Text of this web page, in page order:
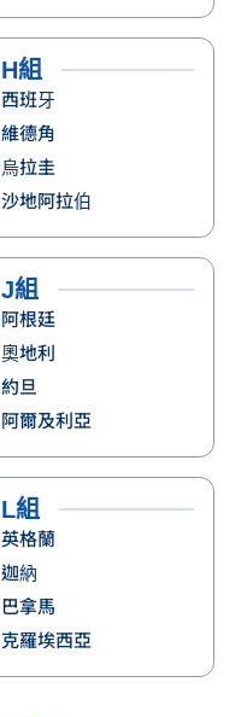
H組
西班牙
維德角
烏拉圭
沙地阿拉伯
J組
阿根廷
奧地利
約旦
阿爾及利亞
L組
英格蘭
迦納
巴拿馬
克羅埃西亞